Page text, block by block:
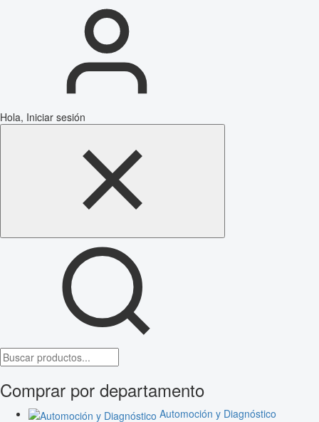
Hola, Iniciar sesión
Comprar por departamento
Automoción y Diagnóstico